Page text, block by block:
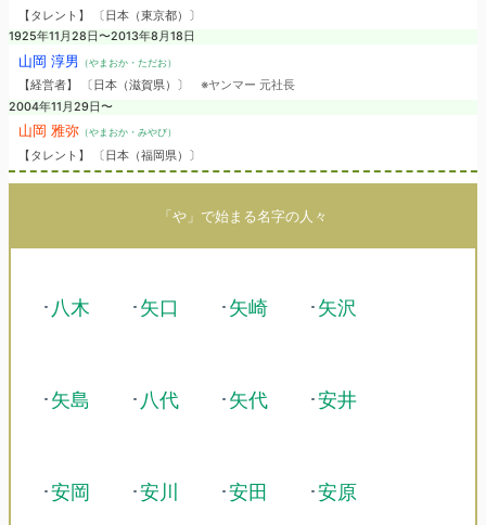
【タレント】 〔日本（東京都）〕
1925年11月28日〜2013年8月18日
山岡 淳男 （やまおか・ただお）
【経営者】 〔日本（滋賀県）〕 ※ヤンマー 元社長
2004年11月29日〜
山岡 雅弥 （やまおか・みやび）
【タレント】 〔日本（福岡県）〕
「や」で始まる名字の人々
･ 八木 ･矢口 ･矢崎 ･矢沢
･矢島 ･ 八代 ･矢代 ･安井
･安岡 ･安川 ･安田 ･安原